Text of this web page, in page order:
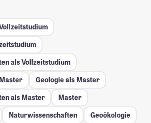
als Vollzeitstudium
Geologie als Master
als Master
Master
Naturwissenschaften
Geoökologie